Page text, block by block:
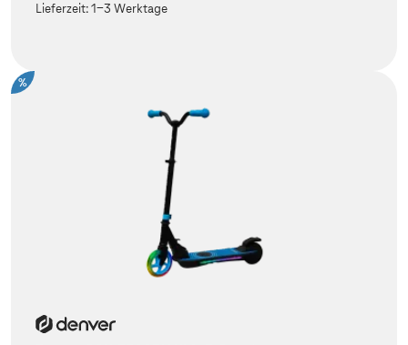
Lieferzeit:1-3 Werktage
%